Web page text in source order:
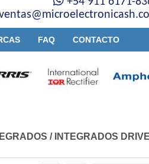
FAQ CONTACTO
/ INTEGRADOS